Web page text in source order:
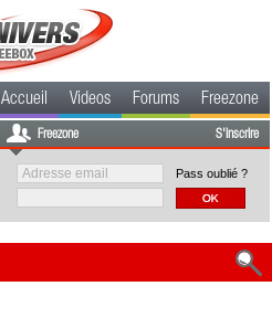
Accueil Videos Forums Freezone
Freezone S'inscrire
Pass oublié ?